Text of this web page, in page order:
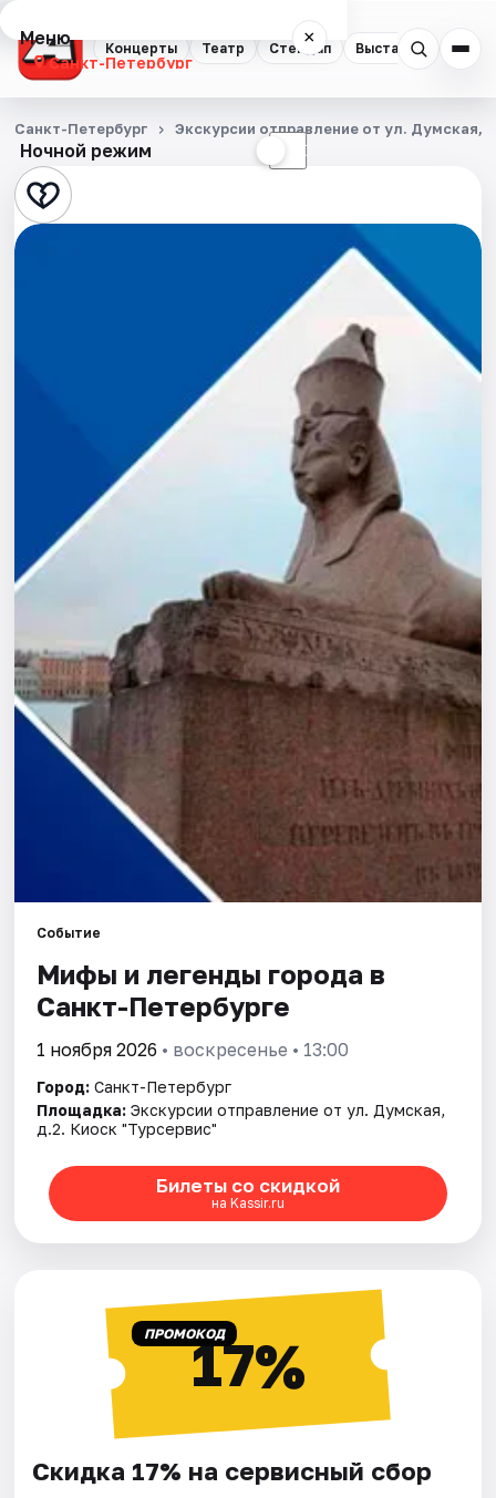
Концерты Театр Стендап Выставки
Меню ×
Санкт-Петербург
Концерты
Театр
Стендап
Города
Артисты
Рейтинги
Ночной режим ☾
Санкт-Петербург Экскурсии отправление от ул. Думская,
Событие
Мифы и легенды города в
Санкт-Петербурге
1 ноября 2026 • воскресенье • 13:00
Город: Санкт-Петербург
Площадка: Экскурсии отправление от ул. Думская,
д.2. Киоск "Турсервис"
Билеты со скидкой
на Kassir.ru
ПРОМОКОД17%
Скидка 17% на сервисный сбор